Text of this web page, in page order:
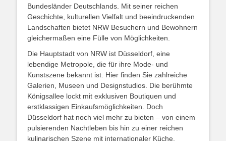
Bundesländer Deutschlands. Mit seiner reichen
Geschichte, kulturellen Vielfalt und beeindruckenden
Landschaften bietet NRW Besuchern und Bewohnern
gleichermaßen eine Fülle von Möglichkeiten.
Die Hauptstadt von NRW ist Düsseldorf, eine
lebendige Metropole, die für ihre Mode- und
Kunstszene bekannt ist. Hier finden Sie zahlreiche
Galerien, Museen und Designstudios. Die berühmte
Königsallee lockt mit exklusiven Boutiquen und
erstklassigen Einkaufsmöglichkeiten. Doch
Düsseldorf hat noch viel mehr zu bieten – von einem
pulsierenden Nachtleben bis hin zu einer reichen
kulinarischen Szene mit internationaler Küche.